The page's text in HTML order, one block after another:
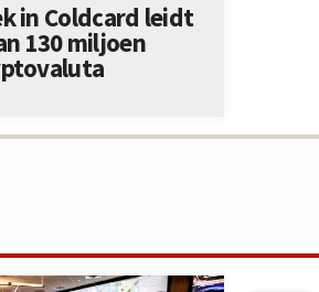
in Coldcard leidt
130 miljoen